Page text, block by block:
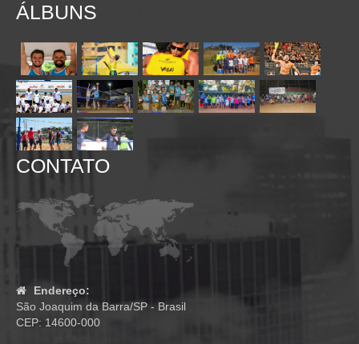
ÁLBUNS
CONTATO
Endereço:
São Joaquim da Barra/SP - Brasil
CEP: 14600-000